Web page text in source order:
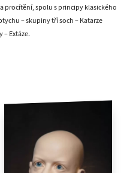
procítění, spolu s principy klasického
– skupiny tří soch – Katarze
Extáze.